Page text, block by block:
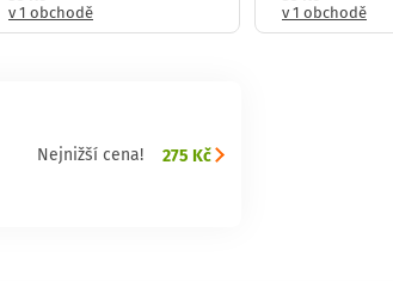
v 1 obchodě v 1 obchodě
Nejnižší cena! 275 Kč